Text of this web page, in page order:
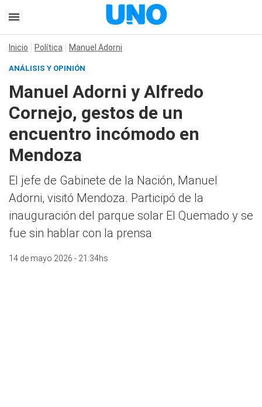
Inicio Política Manuel Adorni
ANÁLISIS Y OPINIÓN
Manuel Adorni y Alfredo
Cornejo, gestos de un
encuentro incómodo en
Mendoza
El jefe de Gabinete de la Nación, Manuel
Adorni, visitó Mendoza. Participó de la
inauguración del parque solar El Quemado y se
fue sin hablar con la prensa
14 de mayo 2026 - 21:34hs